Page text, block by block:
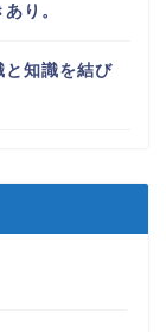
り。
と知識を結び